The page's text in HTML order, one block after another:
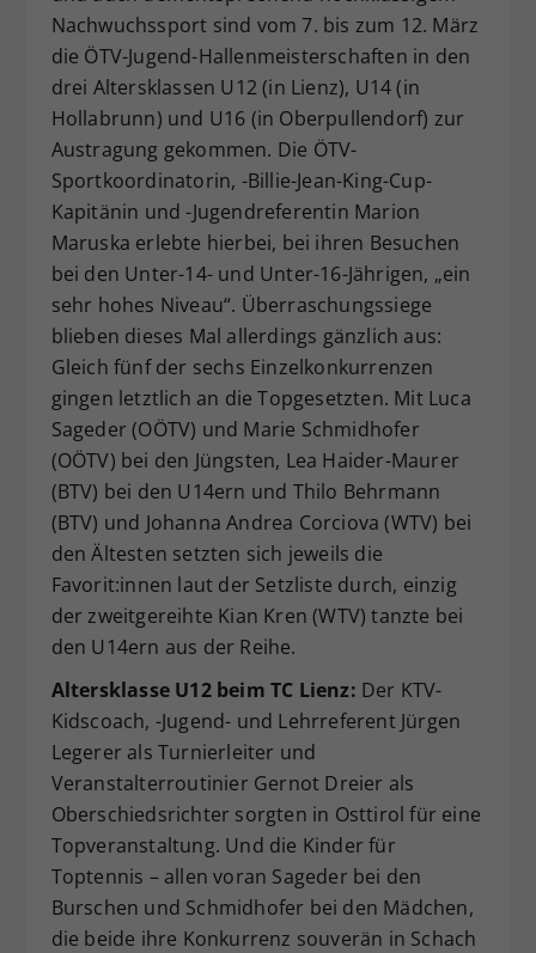
Nachwuchssport sind vom 7. bis zum 12. März
die ÖTV-Jugend-Hallenmeisterschaften in den
drei Altersklassen U12 (in Lienz), U14 (in
Hollabrunn) und U16 (in Oberpullendorf) zur
Austragung gekommen. Die ÖTV-
Sportkoordinatorin, -Billie-Jean-King-Cup-
Kapitänin und -Jugendreferentin Marion
Maruska erlebte hierbei, bei ihren Besuchen
bei den Unter-14- und Unter-16-Jährigen, „ein
sehr hohes Niveau“. Überraschungssiege
blieben dieses Mal allerdings gänzlich aus:
Gleich fünf der sechs Einzelkonkurrenzen
gingen letztlich an die Topgesetzten. Mit Luca
Sageder (OÖTV) und Marie Schmidhofer
(OÖTV) bei den Jüngsten, Lea Haider-Maurer
(BTV) bei den U14ern und Thilo Behrmann
(BTV) und Johanna Andrea Corciova (WTV) bei
den Ältesten setzten sich jeweils die
Favorit:innen laut der Setzliste durch, einzig
der zweitgereihte Kian Kren (WTV) tanzte bei
den U14ern aus der Reihe.
Altersklasse U12 beim TC Lienz: Der KTV-
Kidscoach, -Jugend- und Lehrreferent Jürgen
Legerer als Turnierleiter und
Veranstalterroutinier Gernot Dreier als
Oberschiedsrichter sorgten in Osttirol für eine
Topveranstaltung. Und die Kinder für
Toptennis – allen voran Sageder bei den
Burschen und Schmidhofer bei den Mädchen,
die beide ihre Konkurrenz souverän in Schach
Zweck
Dieser Wert speichert Ihre Consent-
Einstellungen. Unter anderem eine
zufällig generierte ID, für die
historische Speicherung Ihrer
vorgenommen Einstellungen, falls der
Webseiten-Betreiber dies eingestellt
hat.